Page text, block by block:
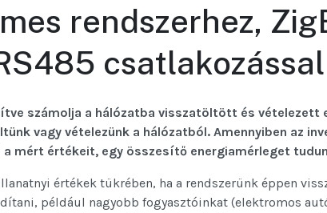
rendszerhez,
csatlakozással
számolja a hálózatba visszatöltött és vételezett
vagy vételezünk a hálózatból. Amennyiben az
a mért értékeit, egy összesítő energiamérleget
értékek tükrében, ha a rendszerünk éppen
például nagyobb fogyasztóinkat (elektromos